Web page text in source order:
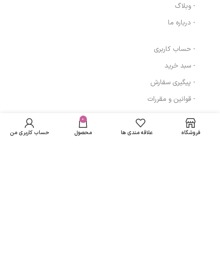
- وبلاگ
- درباره ما
- حساب کاربری
- سبد خرید
- پیگیری سفارش
- قوانین و مقررات
مسیرهای ارتباطی
جوجوبا تیوپی
مای|My jojoba oil
تومان
باشد فروشگاه علاقه مندی ها
0
محصول حساب کاربری من